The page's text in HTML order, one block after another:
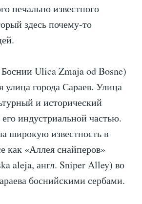
печально известного
здесь почему-то
Ulica Zmaja od Bosne)
города Сараев. Улица
и исторический
индустриальной частью.
широкую известность в
как «Аллея снайперов»
aleja, англ. Sniper Alley) во
боснийскими сербами.